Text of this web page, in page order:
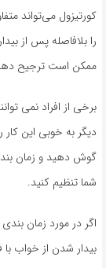
کورتیزول می‌تواند
را بلافاصله پس از
ممکن است ترجیح
برخی از افراد نمی
دیگر به خوبی این
گوش دهید و زمان
شما تنظیم کنید.
اگر در مورد زمان
بیدار شدن از خواب